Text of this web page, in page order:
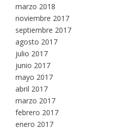
marzo 2018
noviembre 2017
septiembre 2017
agosto 2017
julio 2017
junio 2017
mayo 2017
abril 2017
marzo 2017
febrero 2017
enero 2017